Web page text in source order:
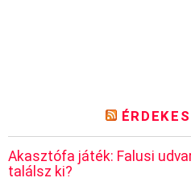
Akasztófa játék: Falusi
találsz ki?